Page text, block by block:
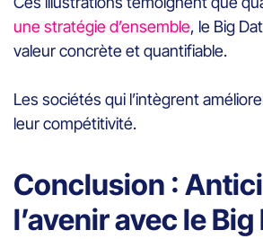
une stratégie d’ensemble, le Big
valeur concrète et quantifiable.
Les sociétés qui l’intègrent
leur compétitivité.
Conclusion :
l’avenir avec le Big